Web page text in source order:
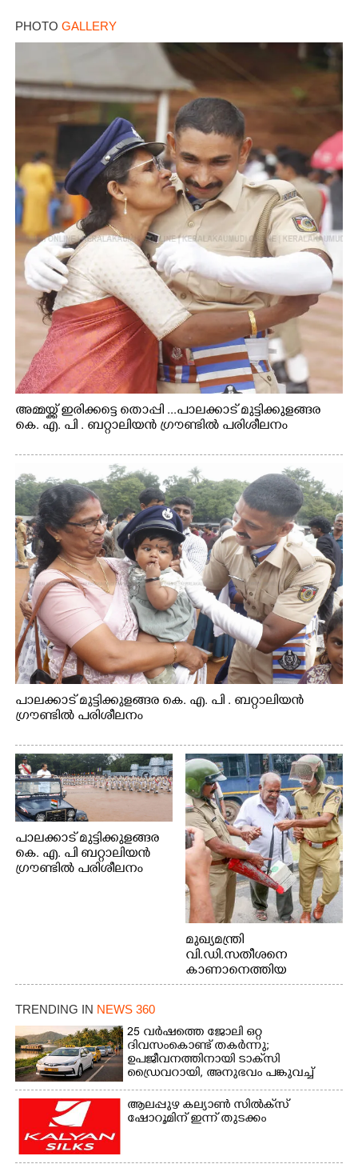
PHOTO GALLERY
അമ്മയ്ക്ക് ഇരിക്കട്ടെ തൊപ്പി ...പാലക്കാട് മുട്ടിക്കുളങ്ങര
കെ. എ. പി . ബറ്റാലിയൻ ഗ്രൗണ്ടിൽ പരിശീലനം
പാലക്കാട് മുട്ടിക്കുളങ്ങര കെ. എ. പി . ബറ്റാലിയൻ
ഗ്രൗണ്ടിൽ പരിശീലനം
പാലക്കാട് മുട്ടിക്കുളങ്ങര
കെ. എ. പി ബറ്റാലിയൻ
ഗ്രൗണ്ടിൽ പരിശീലനം
മുഖ്യമന്ത്രി
വി.ഡി.സതീശനെ
കാണാനെത്തിയ
മോഹനൻ നായർ
TRENDING IN NEWS 360
25 വർഷത്തെ ജോലി ഒറ്റ
ദിവസംകൊണ്ട് തകർന്നു;
ഉപജീവനത്തിനായി ടാക്‌സി
ഡ്രൈവറായി,​ അനുഭവം പങ്കുവച്ച്
യുവതി
ആലപ്പുഴ കല്യാൺ സിൽക്‌സ്
ഷോറൂമിന് ഇന്ന് തുടക്കം